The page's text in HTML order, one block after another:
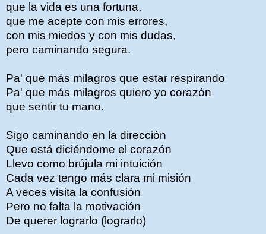
que la vida es una fortuna,
que me acepte con mis errores,
con mis miedos y con mis dudas,
pero caminando segura.
Pa' que más milagros que estar respirando
Pa' que más milagros quiero yo corazón
que sentir tu mano.
Sigo caminando en la dirección
Que está diciéndome el corazón
Llevo como brújula mi intuición
Cada vez tengo más clara mi misión
A veces visita la confusión
Pero no falta la motivación
De querer lograrlo (lograrlo)